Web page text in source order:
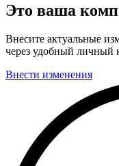
Это ваша
Внесите актуальные
через удобный
Внести изменения